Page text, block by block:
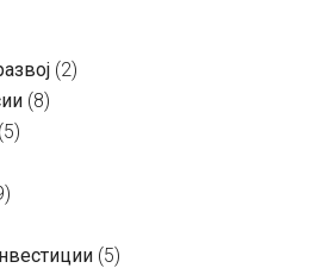
(2)
(8)
(5)
(5)